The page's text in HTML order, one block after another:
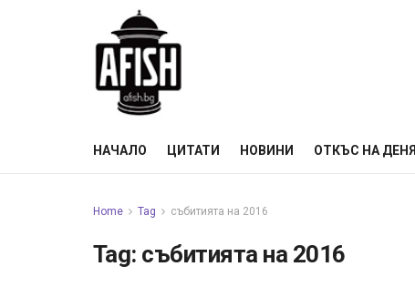
НАЧАЛО ЦИТАТИ НОВИНИ ОТКЪС НА ДЕНЯ
Home Tag събитията на 2016
Tag: събитията на 2016